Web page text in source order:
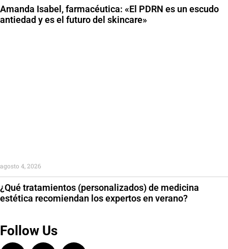
Amanda Isabel, farmacéutica: «El PDRN es un escudo
antiedad y es el futuro del skincare»
¿Qué tratamientos (personalizados) de medicina
estética recomiendan los expertos en verano?
agosto 4, 2026
Follow Us